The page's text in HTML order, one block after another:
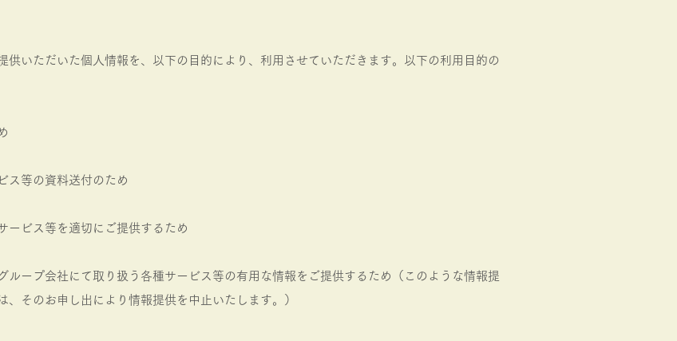
供いただいた個人情報を、以下の目的により、利用させていただきます。以下の利用目的の
ス等の資料送付のため
ービス等を適切にご提供するため
ループ会社にて取り扱う各種サービス等の有用な情報をご提供するため（このような情報提
そのお申し出により情報提供を中止いたします。）